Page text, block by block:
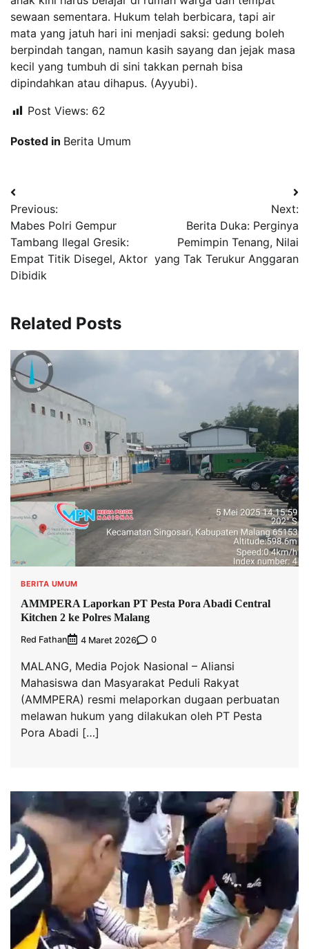
sewaan sementara. Hukum telah berbicara, tapi air
mata yang jatuh hari ini menjadi saksi: gedung boleh
berpindah tangan, namun kasih sayang dan jejak masa
kecil yang tumbuh di sini takkan pernah bisa
dipindahkan atau dihapus. (Ayyubi).
Post Views: 62
Posted in Berita Umum
Navigasi
pos
Previous:
Mabes Polri Gempur
Tambang Ilegal Gresik:
Empat Titik Disegel, Aktor
Dibidik
Next:
Berita Duka: Perginya
Pemimpin Tenang, Nilai
yang Tak Terukur Anggaran
Related Posts
BERITA UMUM
AMMPERA Laporkan PT Pesta Pora Abadi Central
Kitchen 2 ke Polres Malang
Red Fathan 4 Maret 2026 0
MALANG, Media Pojok Nasional – Aliansi
Mahasiswa dan Masyarakat Peduli Rakyat
(AMMPERA) resmi melaporkan dugaan perbuatan
melawan hukum yang dilakukan oleh PT Pesta
Pora Abadi […]